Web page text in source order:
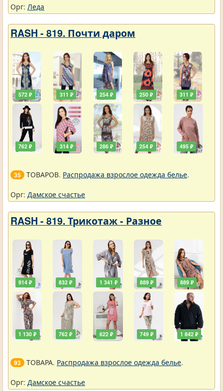
Орг: Леда
RASH - 819. Почти даром
572 ₽
762 ₽
311 ₽
314 ₽
254 ₽
286 ₽
250 ₽
254 ₽
311 ₽
495 ₽
35 ТОВАРОВ. Распродажа взрослое одежда белье.
Орг: Дамское счастье
RASH - 819. Трикотаж - Разное
914 ₽
1 130 ₽
832 ₽
762 ₽
1 341 ₽
622 ₽
889 ₽
749 ₽
889 ₽
1 842 ₽
93 ТОВАРА. Распродажа взрослое одежда белье.
Орг: Дамское счастье